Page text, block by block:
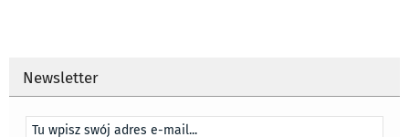
Newsletter